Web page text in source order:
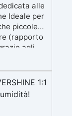
alle
Ideale per
piccole
(rapporto
agli
cola via,
lucida e